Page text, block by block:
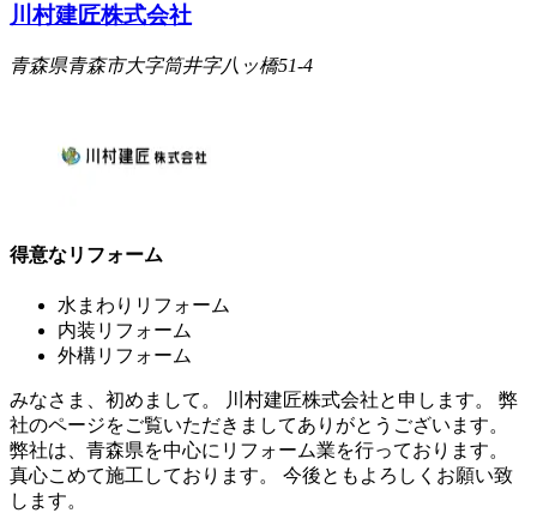
川村建匠株式会社
青森県青森市大字筒井字八ッ橋51-4
得意なリフォーム
水まわりリフォーム
内装リフォーム
外構リフォーム
みなさま、初めまして。 川村建匠株式会社と申します。 弊
社のページをご覧いただきましてありがとうございます。
弊社は、青森県を中心にリフォーム業を行っております。
真心こめて施工しております。 今後ともよろしくお願い致
します。